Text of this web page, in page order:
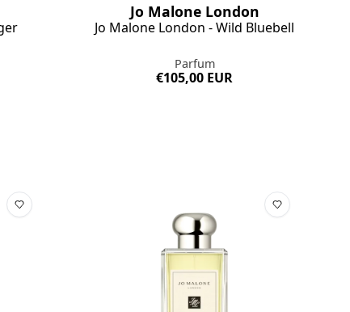
Jo Malone London
Jo Malone London - Wild Bluebell
Parfum
€105,00 EUR